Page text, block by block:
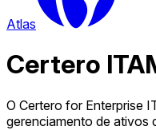
Atlas
Certero
O Certero for Enterprise
gerenciamento de ativos